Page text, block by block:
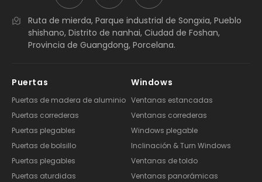
Ruta de mierda, Parque industrial de Songxia, Pueblo
shishano, Distrito de nanhai, Ciudad de Foshan,
Provincia de Guangdong, Porcelana.
Puertas
Puertas de madera de aluminio
Puertas correderas
Puertas plegables
Puertas de bolsillo
Puertas plegables
Puertas aturdidas
Windows
Ventanas estancadas
Ventanas correderas
Windows plegable
Inclinación & Turn Windows
Ventanas de toldo
Ventanas panorámicas